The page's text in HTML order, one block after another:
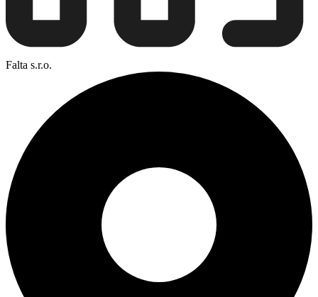
Falta s.r.o.